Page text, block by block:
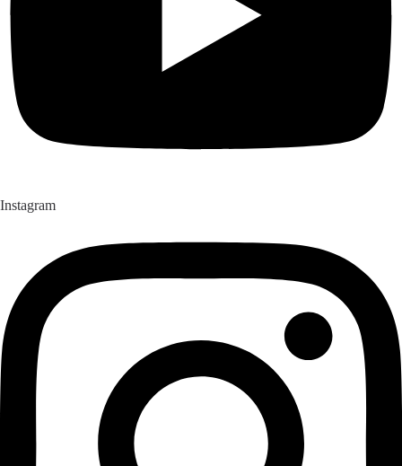
Instagram